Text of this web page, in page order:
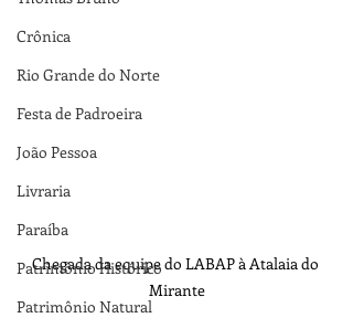
Crônica
Rio Grande do Norte
Festa de Padroeira
João Pessoa
Livraria
Paraíba
Patrimônio Histórico
Patrimônio Natural
Chegada da equipe do LABAP à Atalaia do
Mirante